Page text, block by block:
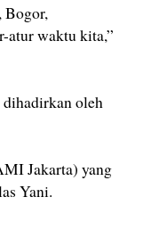
Bogor,
atur waktu kita,”
oleh
Jakarta) yang
Yani.